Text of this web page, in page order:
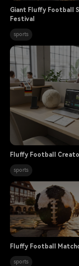
Giant Fluffy Football
Festival
sports
Fluffy Football
sports
Fluffy Football
sports